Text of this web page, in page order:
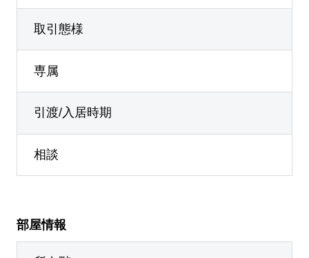
取引態様
専属
引渡/入居時期
相談
部屋情報